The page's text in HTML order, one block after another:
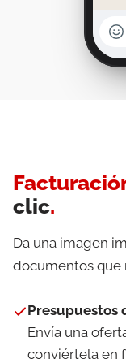
clic.
Da una imagen
documentos que
Presupuestos
Envía una
conviértela en